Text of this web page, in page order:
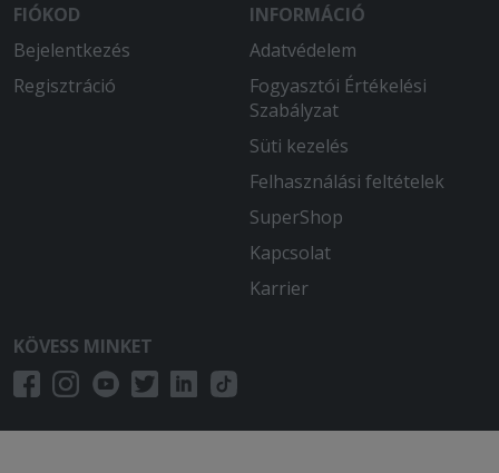
FIÓKOD
Bejelentkezés
Regisztráció
INFORMÁCIÓ
Adatvédelem
Fogyasztói Értékelési
Szabályzat
Süti kezelés
Felhasználási feltételek
SuperShop
Kapcsolat
Karrier
KÖVESS MINKET